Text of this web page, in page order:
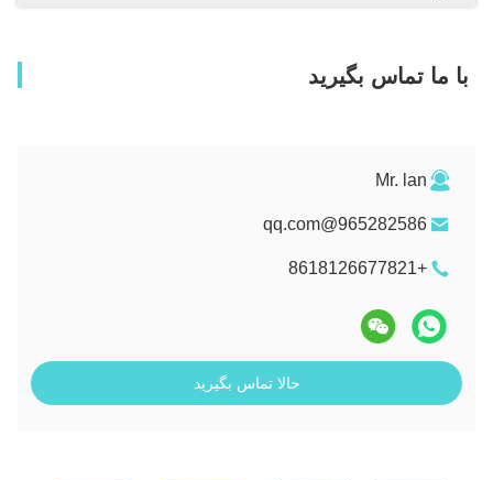
با ما تماس بگیرید
Mr. lan
965282586@qq.com
+8618126677821
حالا تماس بگیرید